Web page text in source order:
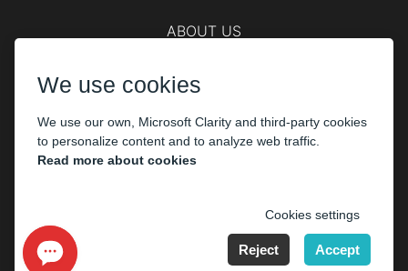
ABOUT US
The organizers
Corporate customers
We use cookies
We use our own, Microsoft Clarity and third-party cookies
to personalize content and to analyze web traffic.
Read more about cookies
Cookies settings
Reject Accept